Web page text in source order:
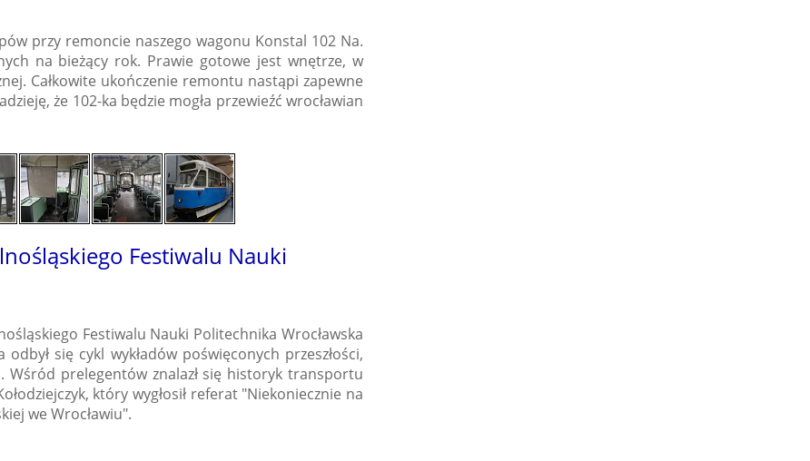
przy remoncie naszego wagonu Konstal 102 Na.
na bieżący rok. Prawie gotowe jest wnętrze, w
Całkowite ukończenie remontu nastąpi zapewne
że 102-ka będzie mogła przewieźć wrocławian
Festiwalu Nauki
Festiwalu Nauki Politechnika Wrocławska
się cykl wykładów poświęconych przeszłości,
Wśród prelegentów znalazł się historyk transportu
który wygłosił referat "Niekoniecznie na
we Wrocławiu".